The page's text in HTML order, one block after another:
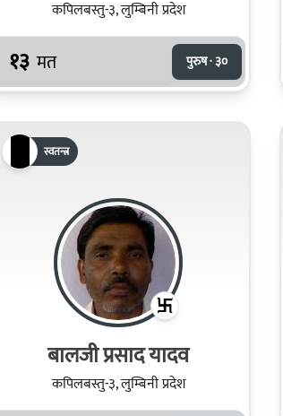
कपिलबस्तु-३, लुम्बिनी प्रदेश
१३ मत पुरुष · ३०
स्वतन्त्र
बालजी प्रसाद यादव
कपिलबस्तु-३, लुम्बिनी प्रदेश